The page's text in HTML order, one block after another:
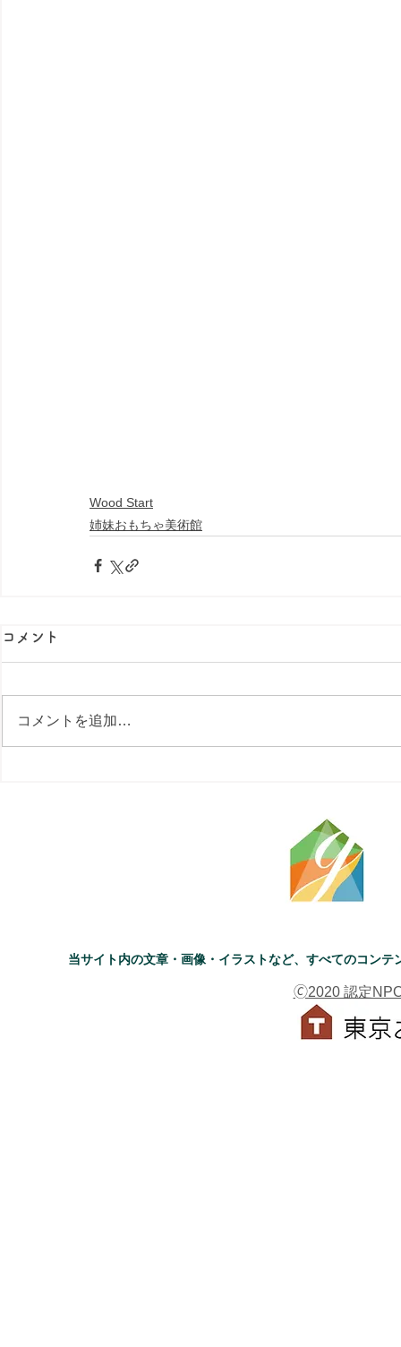
Wood Start
姉妹おもちゃ美術館
コメント
コメントを追加…
当サイト内の文章・画像・イラストなど、すべてのコン
🄫2020 認定